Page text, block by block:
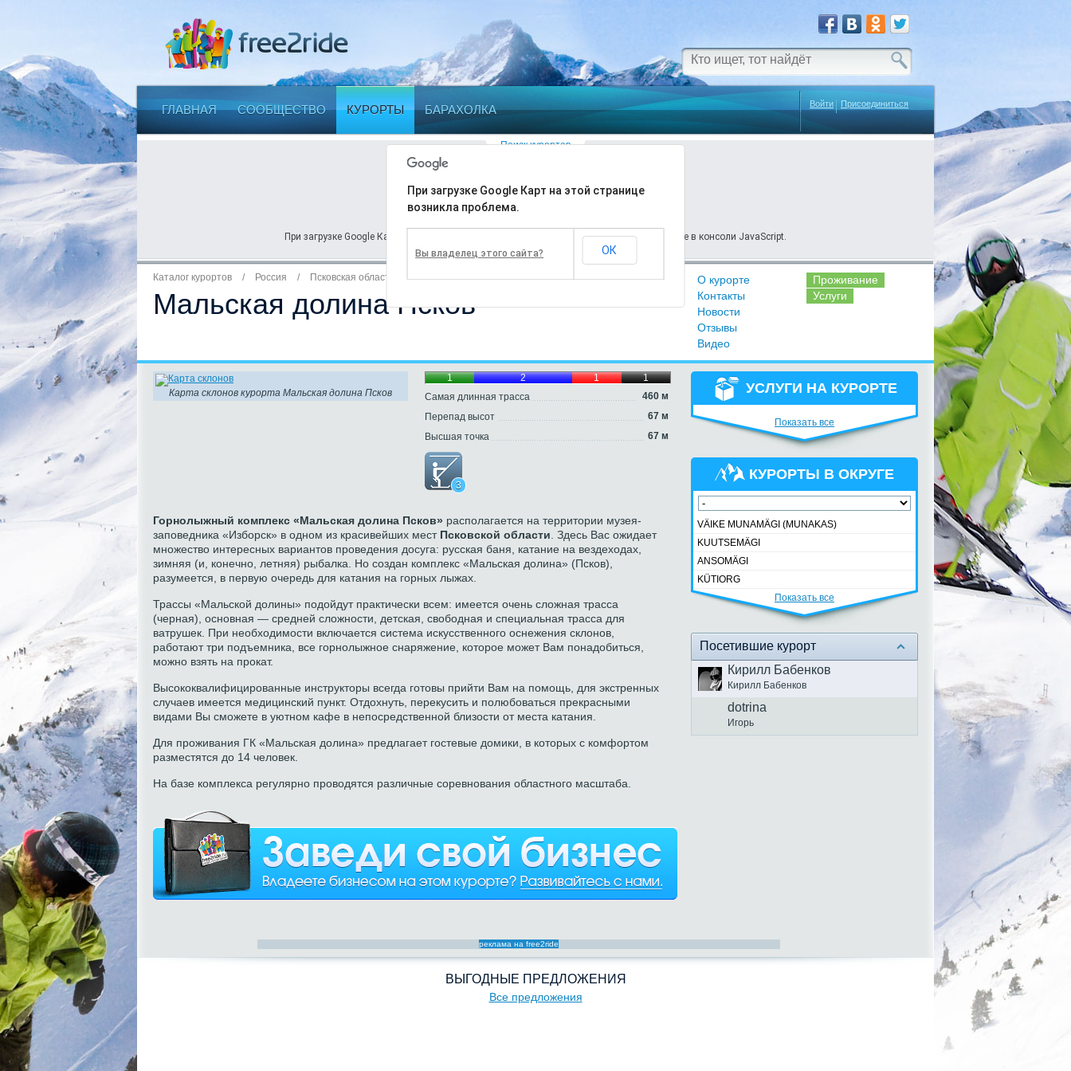
ГЛАВНАЯ СООБЩЕСТВО КУРОРТЫ БАРАХОЛКА Войти Присоединиться
Ошибка
При загрузке Google Карт на этой странице возникла проблема. Подробности вы найдете в консоли JavaScript.
При загрузке Google Карт на этой странице
возникла проблема.
Вы владелец этого сайта? ОК
Поиск курортов
Каталог курортов / Россия / Псковская область
Мальская долина Псков
О курорте
Контакты
Новости
Отзывы
Видео
Проживание
Услуги
Карта склонов курорта Мальская долина Псков
1 2 1
1
Самая длинная трасса
460 м
Перепад высот
67 м
Высшая точка
67 м
3
Горнолыжный комплекс «Мальская долина Псков» располагается на территории музея-
заповедника «Изборск» в одном из красивейших мест Псковской области . Здесь Вас ожидает
множество интересных вариантов проведения досуга: русская баня, катание на вездеходах,
зимняя (и, конечно, летняя) рыбалка. Но создан комплекс «Мальская долина» (Псков),
разумеется, в первую очередь для катания на горных лыжах.
Трассы «Мальской долины» подойдут практически всем: имеется очень сложная трасса
(черная), основная — средней сложности, детская, свободная и специальная трасса для
ватрушек. При необходимости включается система искусственного оснежения склонов,
работают три подъемника, все горнолыжное снаряжение, которое может Вам понадобиться,
можно взять на прокат.
Высококвалифицированные инструкторы всегда готовы прийти Вам на помощь, для экстренных
случаев имеется медицинский пункт. Отдохнуть, перекусить и полюбоваться прекрасными
видами Вы сможете в уютном кафе в непосредственной близости от места катания.
Для проживания ГК «Мальская долина» предлагает гостевые домики, в которых с комфортом
разместятся до 14 человек.
На базе комплекса регулярно проводятся различные соревнования областного масштаба.
УСЛУГИ НА КУРОРТЕ
Показать все
КУРОРТЫ В ОКРУГЕ
VÄIKE MUNAMÄGI (MUNAKAS)
KUUTSEMÄGI
ANSOMÄGI
KÜTIORG
Показать все
Посетившие курорт
Кирилл Бабенков
Кирилл Бабенков
dotrina
Игорь
реклама на free2ride
ВЫГОДНЫЕ ПРЕДЛОЖЕНИЯ
Все предложения